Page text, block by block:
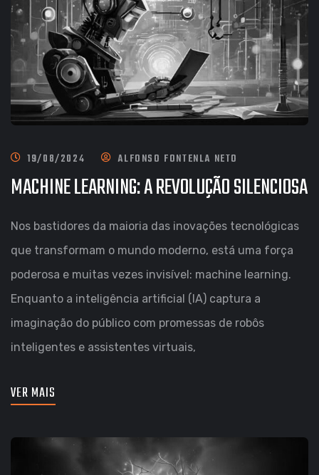
19/08/2024 ALFONSO FONTENLA NETO
MACHINE LEARNING: A REVOLUÇÃO SILENCIOSA
Nos bastidores da maioria das inovações tecnológicas
que transformam o mundo moderno, está uma força
poderosa e muitas vezes invisível: machine learning.
Enquanto a inteligência artificial (IA) captura a
imaginação do público com promessas de robôs
inteligentes e assistentes virtuais,
VER MAIS